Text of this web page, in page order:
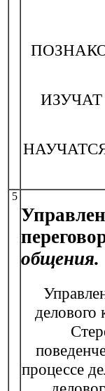
ИЗУЧАТ
НАУЧАТСЯ
5
общения.
процессе